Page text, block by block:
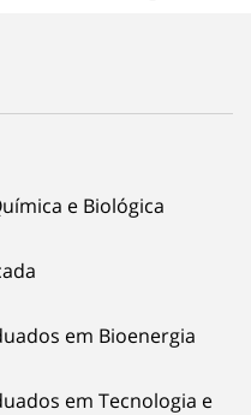
e Biológica
em Bioenergia
em Tecnologia e